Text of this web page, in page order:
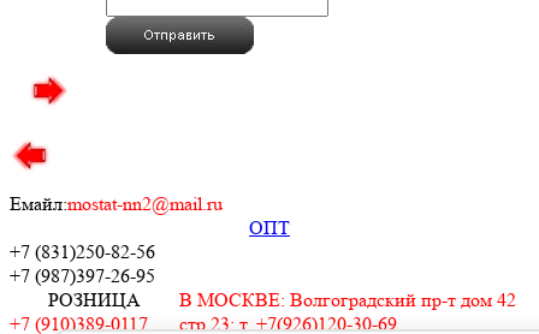
Емайл:mostat-nn2@mail.ru
ОПТ
+7 (831)250-82-56
+7 (987)397-26-95
РОЗНИЦА
+7 (910)389-0117
В МОСКВЕ: Волгоградский пр-т дом 42
стр.23: т. +7(926)120-30-69